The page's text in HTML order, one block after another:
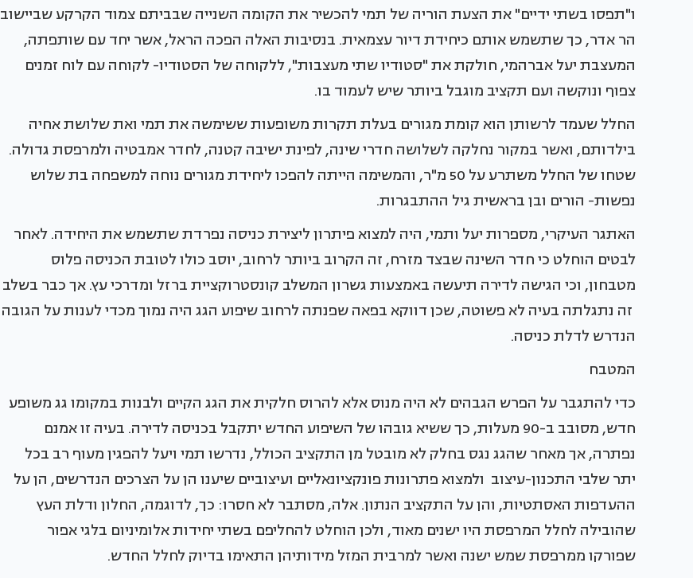
ו"תפסו בשתי ידיים" את הצעת הוריה של תמי להכשיר את הקומה השנייה שבביתם צמוד הקרקע שביישוב
הר אדר, כך שתשמש אותם כיחידת דיור עצמאית. בנסיבות האלה הפכה הראל, אשר יחד עם שותפתה,
המעצבת יעל אברהמי, חולקת את "סטודיו שתי מעצבות", ללקוחה של הסטודיו- לקוחה עם לוח זמנים
צפוף ונוקשה ועם תקציב מוגבל ביותר שיש לעמוד בו.
החלל שעמד לרשותן הוא קומת מגורים בעלת תקרות משופעות ששימשה את תמי ואת שלושת אחיה
בילדותם, ואשר במקור נחלקה לשלושה חדרי שינה, לפינת ישיבה קטנה, לחדר אמבטיה ולמרפסת גדולה.
שטחו של החלל משתרע על 50 מ"ר, והמשימה הייתה להפכו ליחידת מגורים נוחה למשפחה בת שלוש
נפשות- הורים ובן בראשית גיל ההתבגרות.
האתגר העיקרי, מספרות יעל ותמי, היה למצוא פיתרון ליצירת כניסה נפרדת שתשמש את היחידה. לאחר
לבטים הוחלט כי חדר השינה שבצד מזרח, זה הקרוב ביותר לרחוב, יוסב כולו לטובת הכניסה פלוס
מטבחון, וכי הגישה לדירה תיעשה באמצעות גשרון המשלב קונסטרוקציית ברזל ומדרכי עץ. אך כבר בשלב
זה נתגלתה בעיה לא פשוטה, שכן דווקא בפאה שפנתה לרחוב שיפוע הגג היה נמוך מכדי לענות על הגובה
הנדרש לדלת כניסה.
המטבח
כדי להתגבר על הפרש הגבהים לא היה מנוס אלא להרוס חלקית את הגג הקיים ולבנות במקומו גג משופע
חדש, מסובב ב-90 מעלות, כך ששיא גובהו של השיפוע החדש יתקבל בכניסה לדירה. בעיה זו אמנם
נפתרה, אך מאחר שהגג נגס בחלק לא מובטל מן התקציב הכולל, נדרשו תמי ויעל להפגין מעוף רב בכל
יתר שלבי התכנון-עיצוב ולמצוא פתרונות פונקציונאליים ועיצוביים שיענו הן על הצרכים הנדרשים, הן על
ההעדפות האסתטיות, והן על התקציב הנתון. אלה, מסתבר לא חסרו: כך, לדוגמה, החלון ודלת העץ
שהובילה לחלל המרפסת היו ישנים מאוד, ולכן הוחלט להחליפם בשתי יחידות אלומיניום בלגי אפור
שפורקו ממרפסת שמש ישנה ואשר למרבית המזל מידותיהן התאימו בדיוק לחלל החדש.